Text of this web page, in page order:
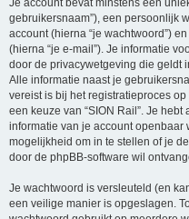
gebruikersnaam”), een persoonlijk
account (hierna “je wachtwoord”)
(hierna “je e-mail”). Je informatie
door de privacywetgeving die geldt
Alle informatie naast je
vereist is bij het registratieproces
een keuze van “SION Rail”. Je
informatie van je account openbaar
mogelijkheid om in te stellen of je
door de phpBB-software wil
Je wachtwoord is versleuteld (en
een veilige manier is opgeslagen.